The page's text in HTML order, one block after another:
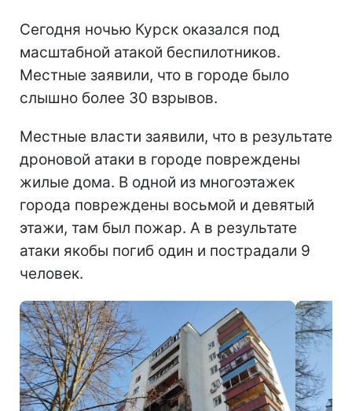
Сегодня ночью Курск оказался под
масштабной атакой беспилотников.
Местные заявили, что в городе было
слышно более 30 взрывов.
Местные власти заявили, что в результате
дроновой атаки в городе повреждены
жилые дома. В одной из многоэтажек
города повреждены восьмой и девятый
этажи, там был пожар. А в результате
атаки якобы погиб один и пострадали 9
человек.